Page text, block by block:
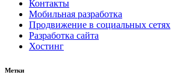
Контакты
Мобильная разработка
Продвижение в социальных сетях
Разработка сайта
Хостинг
Метки